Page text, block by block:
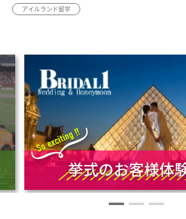
アイルランド留学
挙式のお客様体